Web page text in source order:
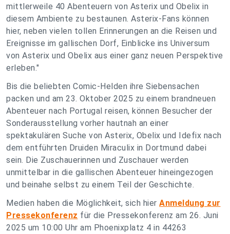
mittlerweile 40 Abenteuern von Asterix und Obelix in
diesem Ambiente zu bestaunen. Asterix-Fans können
hier, neben vielen tollen Erinnerungen an die Reisen und
Ereignisse im gallischen Dorf, Einblicke ins Universum
von Asterix und Obelix aus einer ganz neuen Perspektive
erleben."
Bis die beliebten Comic-Helden ihre Siebensachen
packen und am 23. Oktober 2025 zu einem brandneuen
Abenteuer nach Portugal reisen, können Besucher der
Sonderausstellung vorher hautnah an einer
spektakulären Suche von Asterix, Obelix und Idefix nach
dem entführten Druiden Miraculix in Dortmund dabei
sein. Die Zuschauerinnen und Zuschauer werden
unmittelbar in die gallischen Abenteuer hineingezogen
und beinahe selbst zu einem Teil der Geschichte.
Medien haben die Möglichkeit, sich hier Anmeldung zur
Pressekonferenz für die Pressekonferenz am 26. Juni
2025 um 10:00 Uhr am Phoenixplatz 4 in 44263